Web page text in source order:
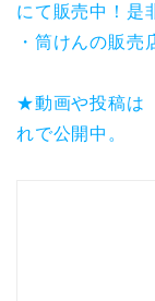
にて販売中！是
・筒けんの販売
★動画や投稿は
れで公開中。